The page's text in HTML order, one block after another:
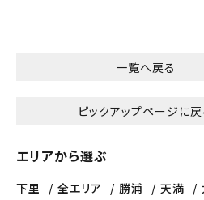
一覧へ戻る
ピックアップページに戻
エリアから選ぶ
下里 全エリア 勝浦 天満